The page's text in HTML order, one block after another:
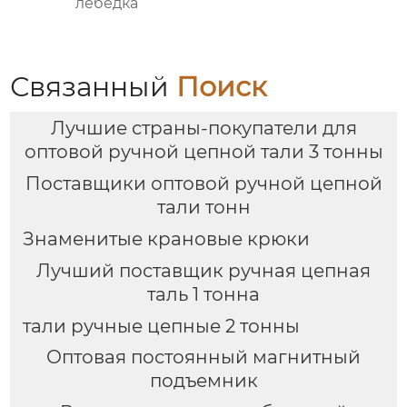
Связанный Поиск
Лучшие страны-покупатели для
оптовой ручной цепной тали 3 тонны
Поставщики оптовой ручной цепной
тали тонн
Знаменитые крановые крюки
Лучший поставщик ручная цепная
таль 1 тонна
тали ручные цепные 2 тонны
Оптовая постоянный магнитный
подъемник